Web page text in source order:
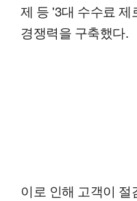
제 등 '3대 수수료 제
경쟁력을 구축했다.
이로 인해 고객이